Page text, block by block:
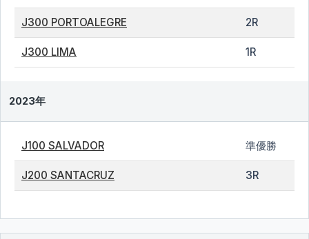
J300 PORTOALEGRE 2R
J300 LIMA 1R
2023年
J100 SALVADOR 準優勝
J200 SANTACRUZ 3R